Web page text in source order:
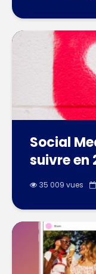
Social
suivre en
35 009 vues